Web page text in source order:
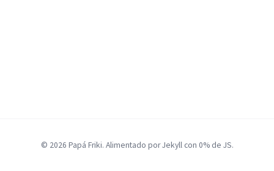
© 2026 Papá Friki. Alimentado por Jekyll con 0% de JS.